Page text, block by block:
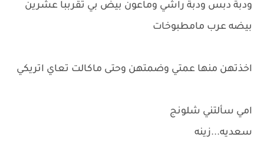
ودبة دبس ودبة راشي وماعون بيض بي تقرببا عشرين
بيضه عرب مامطبوخات
اخذتهن منها عمتي وضمتهن وحتى ماكالت تعاي اتريكي
امي سألتني شلونج
سعديه...زينه